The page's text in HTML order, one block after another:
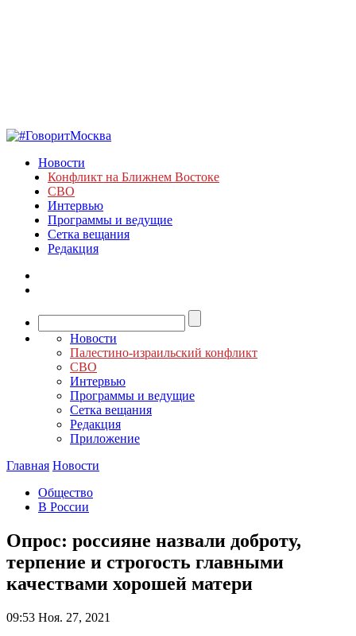
Новости
Конфликт на Ближнем Востоке
СВО
Интервью
Программы и ведущие
Сетка вещания
Редакция
Новости
Палестино-израильский конфликт
СВО
Интервью
Программы и ведущие
Сетка вещания
Редакция
Приложение
Главная Новости
Общество
В России
Опрос: россияне назвали доброту,
терпение и строгость главными
качествами хорошей матери
09:53 Ноя. 27, 2021